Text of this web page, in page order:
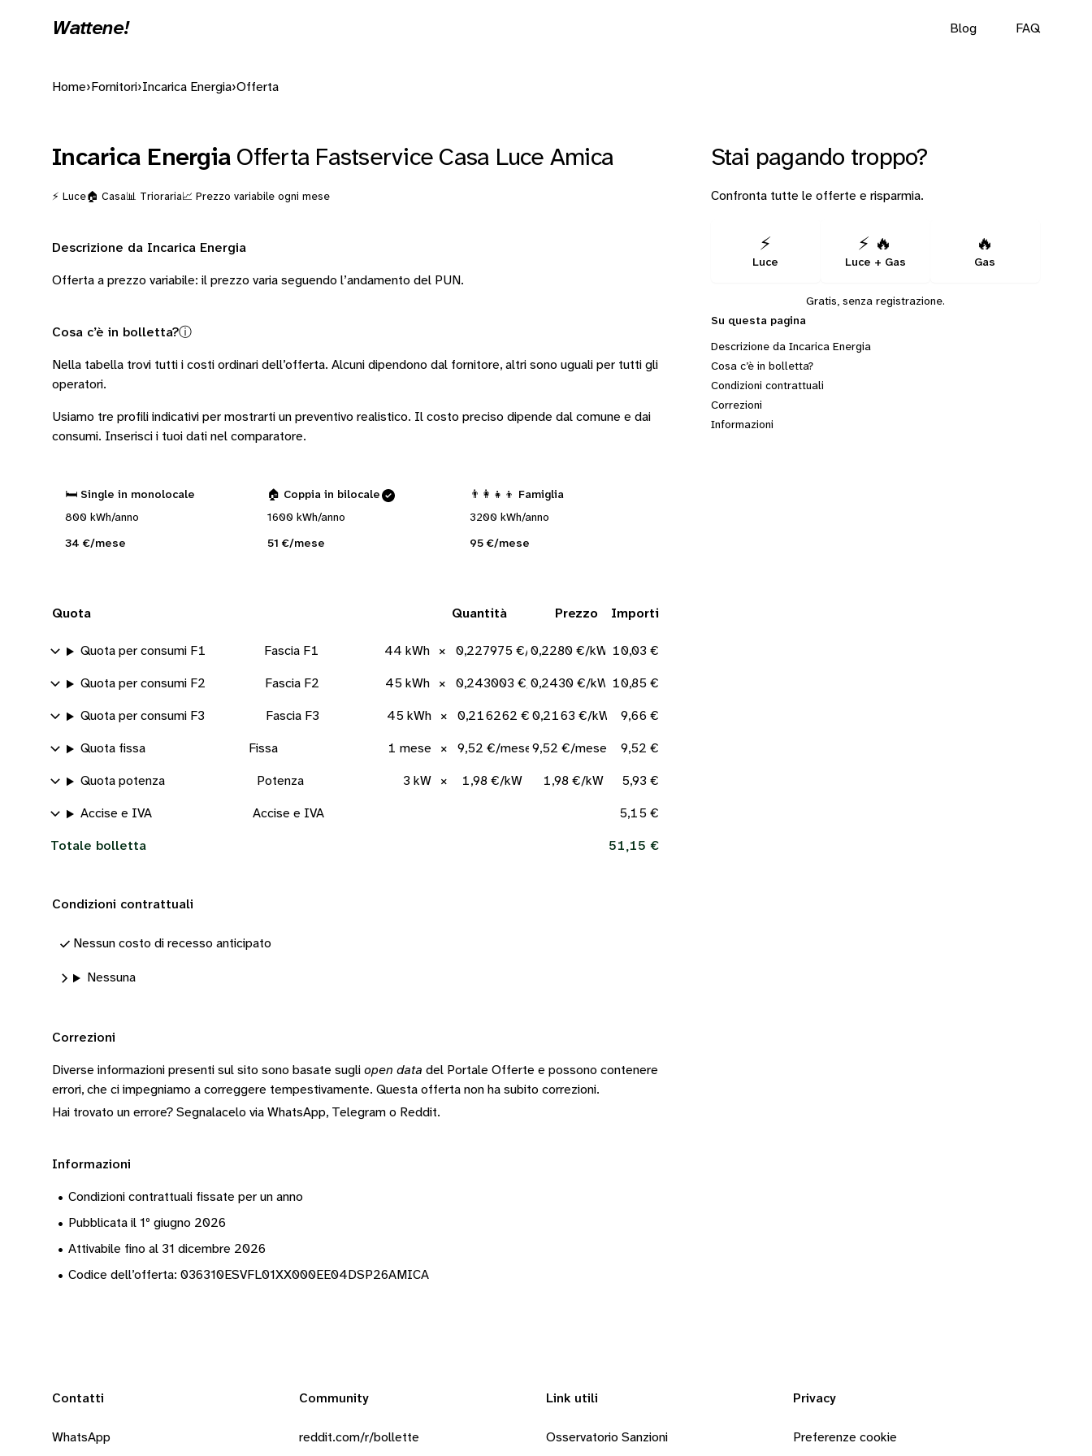
Wattene! Blog FAQ
Home› Fornitori›Incarica Energia›Offerta
Incarica Energia Offerta Fastservice Casa Luce Amica
⚡ Luce🏠 Casa📊 Trioraria📈 Prezzo variabile ogni mese
Descrizione da Incarica Energia
Offerta a prezzo variabile: il prezzo varia seguendo l’andamento del PUN.
Cosa c’è in bolletta?ⓘ
Nella tabella trovi tutti i costi ordinari dell’offerta. Alcuni dipendono dal fornitore, altri sono uguali per tutti gli
operatori.
Usiamo tre profili indicativi per mostrarti un preventivo realistico. Il costo preciso dipende dal comune e dai
consumi. Inserisci i tuoi dati nel comparatore.
🛏️ Single in monolocale
800 kWh/anno
34 €/mese
🏠 Coppia in bilocale
1600 kWh/anno
51 €/mese
👨‍👩‍👧‍👦 Famiglia
3200 kWh/anno
95 €/mese
Quota Quantità Prezzo Importi
Quota per consumi F1 Fascia F1 44 kWh × 0,227975 €/kWh0,2280 €/kWh10,03 €
Quota per consumi F2 Fascia F2 45 kWh × 0,243003 €/kWh0,2430 €/kWh10,85 €
Quota per consumi F3 Fascia F3 45 kWh × 0,216262 €/kWh0,2163 €/kWh 9,66 €
Quota fissa Fissa 1 mese × 9,52 €/mese 9,52 €/mese 9,52 €
Quota potenza Potenza 3 kW × 1,98 €/kW 1,98 €/kW 5,93 €
Accise e IVA Accise e IVA 5,15 €
Totale bolletta 51,15 €
Condizioni contrattuali
Nessun costo di recesso anticipato
Nessuna
Correzioni
Diverse informazioni presenti sul sito sono basate sugli open data del Portale Offerte e possono contenere
errori, che ci impegniamo a correggere tempestivamente. Questa offerta non ha subito correzioni.
Hai trovato un errore? Segnalacelo via WhatsApp, Telegram o Reddit.
Informazioni
• Condizioni contrattuali fissate per un anno
• Pubblicata il 1º giugno 2026
• Attivabile fino al 31 dicembre 2026
• Codice dell’offerta: 036310ESVFL01XX000EE04DSP26AMICA
Stai pagando troppo?
Confronta tutte le offerte e risparmia.
⚡
Luce
⚡ 🔥
Luce + Gas
🔥
Gas
Gratis, senza registrazione.
Su questa pagina
Descrizione da Incarica Energia
Cosa c’è in bolletta?
Condizioni contrattuali
Correzioni
Informazioni
Contatti
WhatsApp
Community
reddit.com/r/bollette
Link utili
Osservatorio Sanzioni
Privacy
Preferenze cookie